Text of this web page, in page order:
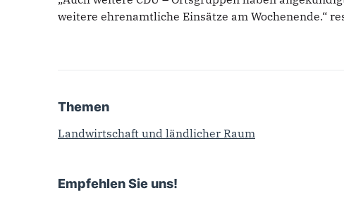
weitere ehrenamtliche Einsätze am Wochenende.“
Themen
Landwirtschaft und ländlicher Raum
Empfehlen Sie uns!